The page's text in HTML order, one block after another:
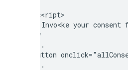
/s>c<ript>
!-- Invo<ke your consent
body
  ...
button
  ...